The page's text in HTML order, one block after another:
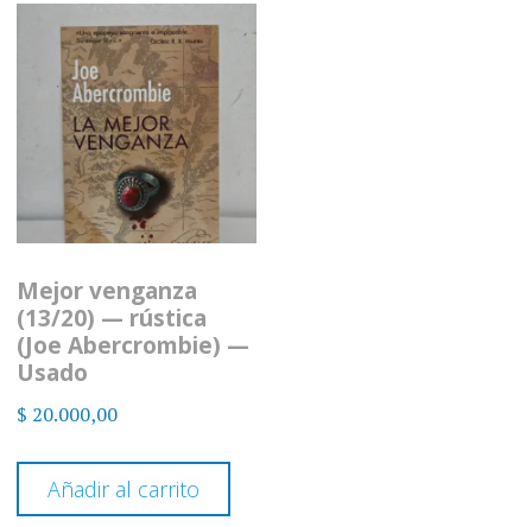
Mejor venganza
(13/20) — rústica
(Joe Abercrombie) —
Usado
$ 20.000,00
Añadir al carrito